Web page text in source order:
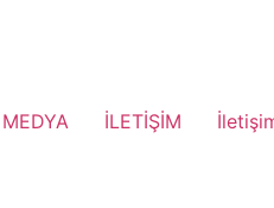
MEDYA İLETİŞİM